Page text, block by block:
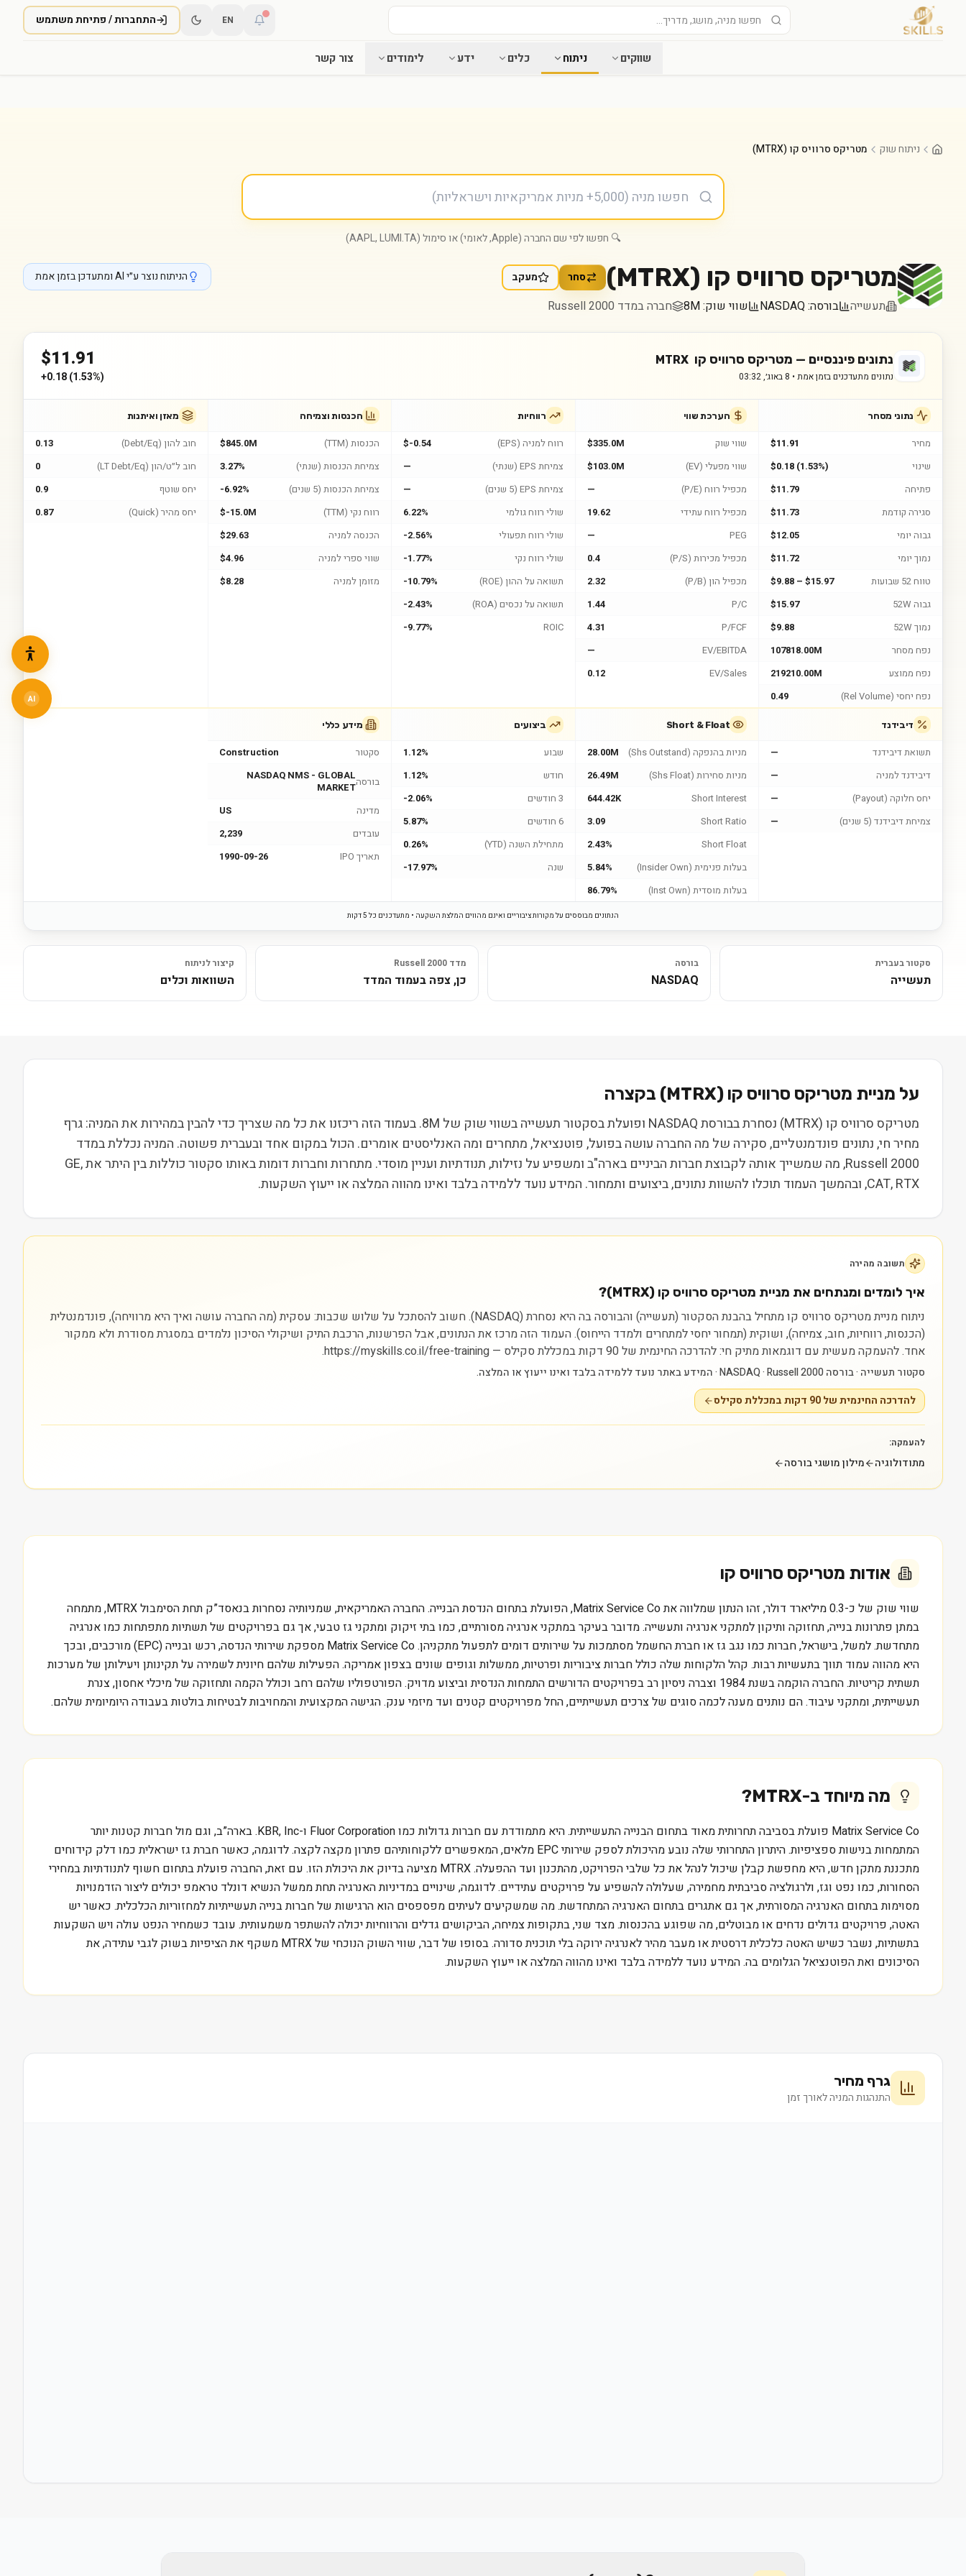
EN התחברות / פתיחת משתמש
שווקים ניתוח כלים ידע לימודים צור קשר
ניתוח שוק מטריקס סרוויס קו (MTRX)
🔍 חפשו לפי שם החברה (Apple, לאומי) או סימול (AAPL, LUMI.TA)
מטריקס סרוויס קו (
MTRX
) סחר מעקב
תעשייה בורסה:NASDAQ שווי שוק:8M חברה במדד Russell 2000
הניתוח נוצר ע״י AI ומתעדכן בזמן אמת
נתונים פיננסיים — מטריקס סרוויס קו MTRX
נתונים מתעדכנים בזמן אמת • 8 באוג׳, 03:32
$11.91
+0.18(1.53%)
נתוני מסחר
מחיר
$11.91
שינוי
$0.18 (1.53%)
פתיחה
$11.79
סגירה קודמת
$11.73
גבוה יומי
$12.05
נמוך יומי
$11.72
טווח 52 שבועות
$9.88 – $15.97
גבוה 52W
$15.97
נמוך 52W
$9.88
נפח מסחר
107818.00M
נפח ממוצע
219210.00M
נפח יחסי (Rel Volume)
0.49
הערכת שווי
שווי שוק
$335.0M
שווי מפעלי (EV)
$103.0M
מכפיל רווח (P/E)
—
מכפיל רווח עתידי
19.62
PEG
—
מכפיל מכירות (P/S)
0.4
מכפיל הון (P/B)
2.32
P/C
1.44
P/FCF
4.31
EV/EBITDA
—
EV/Sales
0.12
רווחיות
רווח למניה (EPS)
$-0.54
צמיחת EPS (שנתי)
—
צמיחת EPS (5 שנים)
—
שולי רווח גולמי
6.22%
שולי רווח תפעולי
-2.56%
שולי רווח נקי
-1.77%
תשואה על ההון (ROE)
-10.79%
תשואה על נכסים (ROA)
-2.43%
ROIC
-9.77%
הכנסות וצמיחה
הכנסות (TTM)
$845.0M
צמיחת הכנסות (שנתי)
3.27%
צמיחת הכנסות (5 שנים)
-6.92%
רווח נקי (TTM)
$-15.0M
הכנסה למניה
$29.63
שווי ספרי למניה
$4.96
מזומן למניה
$8.28
מאזן ואיתנות
חוב להון (Debt/Eq)
0.13
חוב ל״ט/הון (LT Debt/Eq)
0
יחס שוטף
0.9
יחס מהיר (Quick)
0.87
דיבידנד
תשואת דיבידנד
—
דיבידנד למניה
—
יחס חלוקה (Payout)
—
צמיחת דיבידנד (5 שנים)
—
Short & Float
מניות בהנפקה (Shs Outstand)
28.00M
מניות סחירות (Shs Float)
26.49M
Short Interest
644.42K
Short Ratio
3.09
Short Float
2.43%
בעלות פנימית (Insider Own)
5.84%
בעלות מוסדית (Inst Own)
86.79%
ביצועים
שבוע
1.12%
חודש
1.12%
3 חודשים
-2.06%
6 חודשים
5.87%
מתחילת השנה (YTD)
0.26%
שנה
-17.97%
מידע כללי
סקטור Construction
בורסהNASDAQ NMS - GLOBAL
MARKET
מדינה
US
עובדים
2,239
תאריך IPO
1990-09-26
הנתונים מבוססים על מקורות ציבוריים ואינם מהווים המלצת השקעה • מתעדכנים כל 5 דקות
סקטור בעברית
תעשייה
בורסה
NASDAQ
מדד Russell 2000
כן, צפה בעמוד המדד
קיצור לניתוח
השוואות וכלים
על מניית מטריקס סרוויס קו (
MTRX) בקצרה
מטריקס סרוויס קו (MTRX) נסחרת בבורסת NASDAQ ופועלת בסקטור תעשייה בשווי שוק של 8M. בעמוד הזה ריכזנו את כל מה שצריך כדי להבין במהירות את המניה: גרף
מחיר חי, נתונים פונדמנטליים, סקירה של מה החברה עושה בפועל, פוטנציאל, מתחרים ומה האנליסטים אומרים. הכול במקום אחד ובעברית פשוטה. המניה נכללת במדד
Russell 2000, מה שמשייך אותה לקבוצת חברות הביניים בארה"ב ומשפיע על נזילות, תנודתיות ועניין מוסדי. מתחרות וחברות דומות באותו סקטור כוללות בין היתר את GE,
CAT, RTX, ובהמשך העמוד תוכלו להשוות נתונים, ביצועים ותמחור. המידע נועד ללמידה בלבד ואינו מהווה המלצה או ייעוץ השקעות.
תשובה מהירה
איך לומדים ומנתחים את מניית מטריקס סרוויס קו (MTRX)?
ניתוח מניית מטריקס סרוויס קו מתחיל בהבנת הסקטור (תעשייה) והבורסה בה היא נסחרת (NASDAQ). חשוב להסתכל על שלוש שכבות: עסקית (מה החברה עושה ואיך היא מרוויחה), פונדמנטלית
(הכנסות, רווחיות, חוב, צמיחה), ושוקית (תמחור יחסי למתחרים ולמדד הייחוס). העמוד הזה מרכז את הנתונים, אבל הפרשנות, הרכבת התיק ושיקולי הסיכון נלמדים במסגרת מסודרת ולא ממקור
אחד.להעמקה מעשית עם דוגמאות מתיק חי: להדרכה החינמית של 90 דקות במכללת סקילס — https://myskills.co.il/free-training.
סקטור תעשייה · בורסה NASDAQ · Russell 2000 · המידע באתר נועד ללמידה בלבד ואינו ייעוץ או המלצה.
להדרכה החינמית של 90 דקות במכללת סקילס
להעמקה:
מתודולוגיה מילון מושגי בורסה
אודות מטריקס סרוויס קו
שווי שוק של כ-0.3 מיליארד דולר, זהו הנתון שמלווה את Matrix Service Co, הפועלת בתחום הנדסת הבנייה. החברה האמריקאית, שמניותיה נסחרות בנאסד”ק תחת הסימבול MTRX, מתמחה
במתן פתרונות בנייה, תחזוקה ותיקון למתקני אנרגיה ותעשייה. מדובר בעיקר במתקני אנרגיה מסורתיים, כמו בתי זיקוק ומתקני גז טבעי, אך גם בפרויקטים של תשתיות מתפתחות כמו אנרגיה
מתחדשת. למשל, בישראל, חברות כמו נגב גז או חברת החשמל מסתמכות על שירותים דומים לתפעול מתקניהן. Matrix Service Co מספקת שירותי הנדסה, רכש ובנייה (EPC) מורכבים, ובכך
היא מהווה עמוד תווך בתעשיות רבות. קהל הלקוחות שלה כולל חברות ציבוריות ופרטיות, ממשלות וגופים שונים בצפון אמריקה. הפעילות שלהם חיונית לשמירה על תקינותן ויעילותן של מערכות
תשתית קריטיות. החברה הוקמה בשנת 1984 וצברה ניסיון רב בפרויקטים הדורשים התמחות הנדסית וביצוע מדויק. הפורטפוליו שלהם רחב וכולל הקמה ותחזוקה של מיכלי אחסון, צנרת
תעשייתית, ומתקני עיבוד. הם נותנים מענה לכמה סוגים של צרכים תעשייתיים, החל מפרויקטים קטנים ועד מיזמי ענק. הגישה המקצועית והמחויבות לבטיחות בולטות בעבודה היומיומית שלהם.
מה מיוחד ב-MTRX
?
Matrix Service Co פועלת בסביבה תחרותית מאוד בתחום הבנייה התעשייתית. היא מתמודדת עם חברות גדולות כמו Fluor Corporation ו-KBR, Inc. בארה”ב, וגם מול חברות קטנות יותר
המתמחות בנישות ספציפיות. היתרון התחרותי שלה נובע מהיכולת לספק שירותי EPC מלאים, המאפשרים ללקוחותיהם פתרון מקצה לקצה. לדוגמה, כאשר חברת גז ישראלית כמו דלק קידוחים
מתכננת מתקן חדש, היא מחפשת קבלן שיכול לנהל את כל שלבי הפרויקט, מהתכנון ועד ההפעלה. MTRX מציעה בדיוק את היכולת הזו. עם זאת, החברה פועלת בתחום חשוף לתנודתיות במחירי
הסחורות, כמו נפט וגז, ולרגולציה סביבתית מחמירה, שעלולה להשפיע על פרויקטים עתידיים. לדוגמה, שינויים במדיניות האנרגיה תחת ממשל הנשיא דונלד טראמפ יכולים ליצור הזדמנויות
מסוימות בתחום האנרגיה המסורתית, אך גם אתגרים בתחום האנרגיה המתחדשת. מה שמשקיעים לעיתים מפספסים הוא הרגישות של חברות בנייה תעשייתיות למחזוריות הכלכלית. כאשר יש
האטה, פרויקטים גדולים נדחים או מבוטלים, מה שפוגע בהכנסות. מצד שני, בתקופות צמיחה, הביקושים גדלים והרווחיות יכולה להשתפר משמעותית. עובד כשמחיר הנפט עולה ויש השקעות
בתשתיות, נשבר כשיש האטה כלכלית דרסטית או מעבר מהיר לאנרגיה ירוקה בלי תוכנית סדורה. בסופו של דבר, שווי השוק הנוכחי של MTRX משקף את הציפיות בשוק לגבי עתידה, את
הסיכונים ואת הפוטנציאל הגלומים בה. המידע נועד ללמידה בלבד ואינו מהווה המלצה או ייעוץ השקעות.
גרף מחיר
התנהגות המניה לאורך זמן
AI